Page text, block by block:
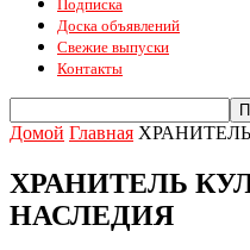
Подписка
Доска объявлений
Свежие выпуски
Контакты
Домой Главная
ХРАНИТЕЛЬ
НАСЛЕДИЯ